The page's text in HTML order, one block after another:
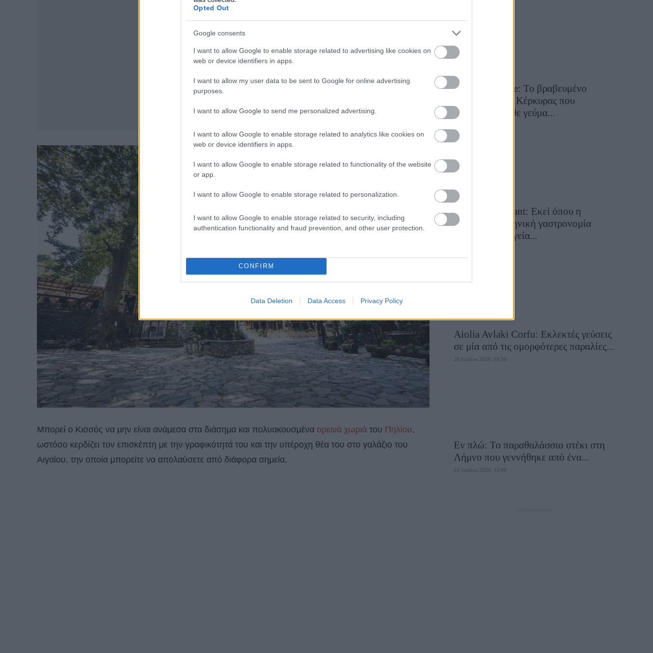
Opted Out
Google consents
I want to allow Google to enable storage related to advertising like cookies on
web or device identifiers in apps.
I want to allow my user data to be sent to Google for online advertising
purposes.
I want to allow Google to send me personalized advertising.
I want to allow Google to enable storage related to analytics like cookies on
web or device identifiers in apps.
I want to allow Google to enable storage related to functionality of the website
or app.
I want to allow Google to enable storage related to personalization.
I want to allow Google to enable storage related to security, including
authentication functionality and fraud prevention, and other user protection.
CONFIRM
Data Deletion Data Access Privacy Policy
Μπορεί ο Κισσός να μην είναι ανάμεσα στα διάσημα και πολυακουσμένα ορεινά χωριά του Πηλίου,
ωστόσο κερδίζει τον επισκέπτη με την γραφικότητά του και την υπέροχη θέα του στο γαλάζιο του
Αιγαίου, την οποία μπορείτε να απολαύσετε από διάφορα σημεία.
Toula’s Seaside: Το βραβευμένο
εστιατόριο της Κέρκυρας που
μετατρέπει κάθε γεύμα...
Cavos Restaurant: Εκεί όπου η
αυθεντική ελληνική γαστρονομία
συναντά τη μαγεία...
Aiolia Avlaki Corfu: Εκλεκτές γεύσεις
σε μία από τις ομορφότερες παραλίες...
28 Ιουλίου 2026, 10:50
Εν πλώ: Το παραθαλάσσιο στέκι στη
Λήμνο που γεννήθηκε από ένα...
24 Ιουλίου 2026, 13:00